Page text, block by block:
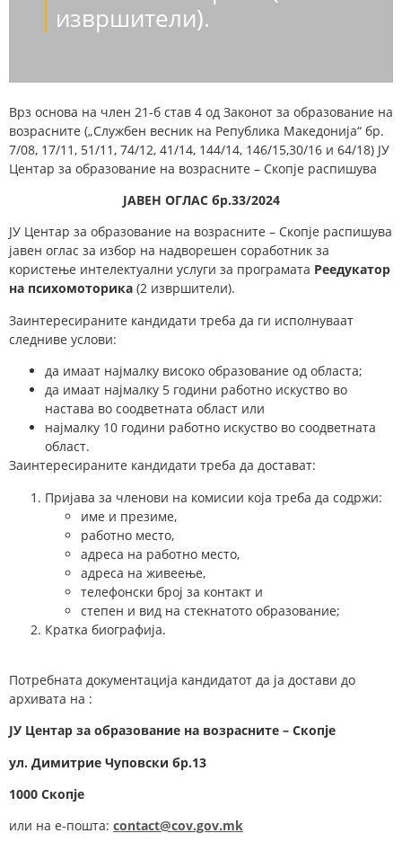
извршители).
Врз основа на член 21-б став 4 од Законот за образование на
возрасните („Службен весник на Република Македонија“ бр.
7/08, 17/11, 51/11, 74/12, 41/14, 144/14, 146/15,30/16 и 64/18) ЈУ
Центар за образование на возрасните – Скопје распишува
ЈАВЕН ОГЛАС бр.33/2024
ЈУ Центар за образование на возрасните – Скопје распишува
јавен оглас за избор на надворешен соработник за
користење интелектуални услуги за програмата Реедукатор
на психомоторика (2 извршители).
Заинтересираните кандидати треба да ги исполнуваат
следниве услови:
да имаат најмалку високо образование од областа;
да имаат најмалку 5 години работно искуство во
настава во соодветната област или
најмалку 10 години работно искуство во соодветната
област.
Заинтересираните кандидати треба да достават:
Пријава за членови на комисии која треба да содржи:
име и презиме,
работно место,
адреса на работно место,
адреса на живеење,
телефонски број за контакт и
степен и вид на стекнатото образование;
Кратка биографија.
Потребната документација кандидатот да ја достави до
архивата на :
ЈУ Центар за образование на возрасните – Скопје
ул. Димитрие Чуповски бр.13
1000 Скопје
или на е-пошта: contact@cov.gov.mk